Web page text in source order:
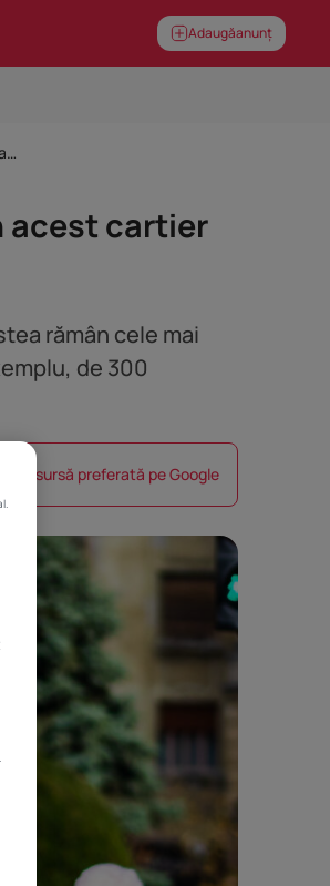
Adaugăanunț
Iași și Timișoara, cele mai ieftine mari orașe din țară pentru chiriași. În acest cartier achiți doar 300 euro/lună pentru un apartament – GRAFICE
acest cartier
rămân cele mai
de 300
ca sursă preferată pe Google